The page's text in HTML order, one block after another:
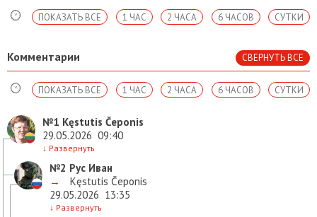
СУТКИ
6 ЧАСОВ
2 ЧАСА
1 ЧАС
ПОКАЗАТЬ ВСЕ
Комментарии СВЕРНУТЬ ВСЕ
СУТКИ
6 ЧАСОВ
2 ЧАСА
1 ЧАС
ПОКАЗАТЬ ВСЕ
№1 Kęstutis Čeponis
29.05.2026 09:40
↓ Развернуть
№2 Рус Иван
→
Kęstutis Čeponis
29.05.2026 13:35
↓ Развернуть